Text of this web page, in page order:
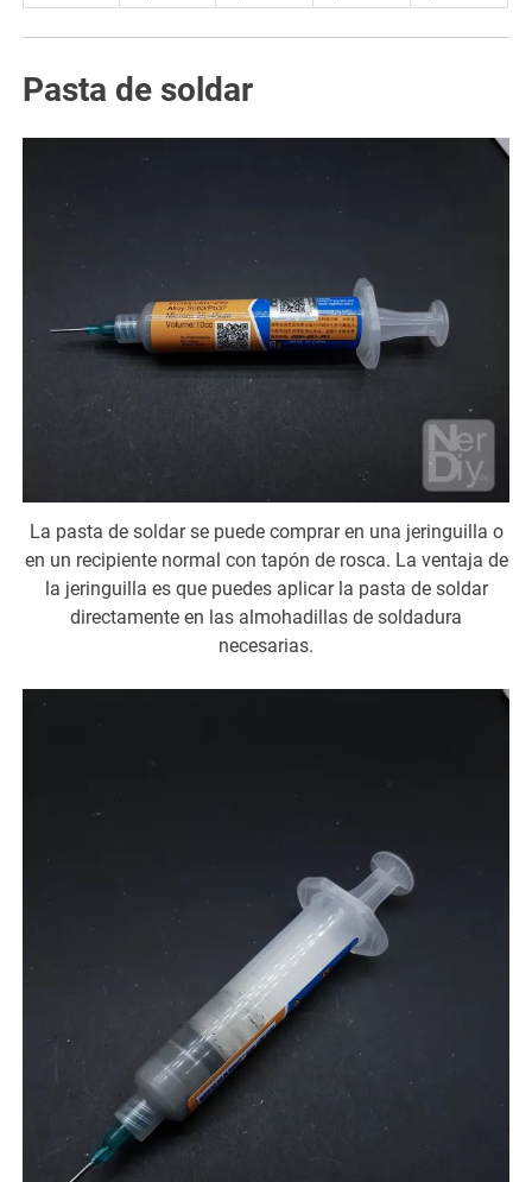
Pasta de soldar
La pasta de soldar se puede comprar en una jeringuilla o
en un recipiente normal con tapón de rosca. La ventaja de
la jeringuilla es que puedes aplicar la pasta de soldar
directamente en las almohadillas de soldadura
necesarias.